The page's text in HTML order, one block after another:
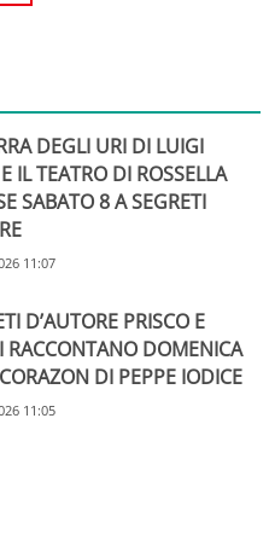
DEGLI URI DI LUIGI
IL TEATRO DI ROSSELLA
SABATO 8 A SEGRETI
11:07
D’AUTORE PRISCO E
RACCONTANO DOMENICA
DI PEPPE IODICE
11:05